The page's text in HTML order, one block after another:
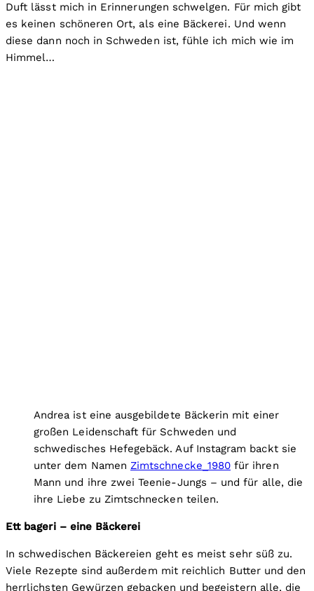
Duft lässt mich in Erinnerungen schwelgen. Für mich gibt
es keinen schöneren Ort, als eine Bäckerei. Und wenn
diese dann noch in Schweden ist, fühle ich mich wie im
Himmel…
Andrea ist eine ausgebildete Bäckerin mit einer
großen Leidenschaft für Schweden und
schwedisches Hefegebäck. Auf Instagram backt sie
unter dem Namen Zimtschnecke_1980 für ihren
Mann und ihre zwei Teenie-Jungs – und für alle, die
ihre Liebe zu Zimtschnecken teilen.
Ett bageri – eine Bäckerei
In schwedischen Bäckereien geht es meist sehr süß zu.
Viele Rezepte sind außerdem mit reichlich Butter und den
herrlichsten Gewürzen gebacken und begeistern alle, die